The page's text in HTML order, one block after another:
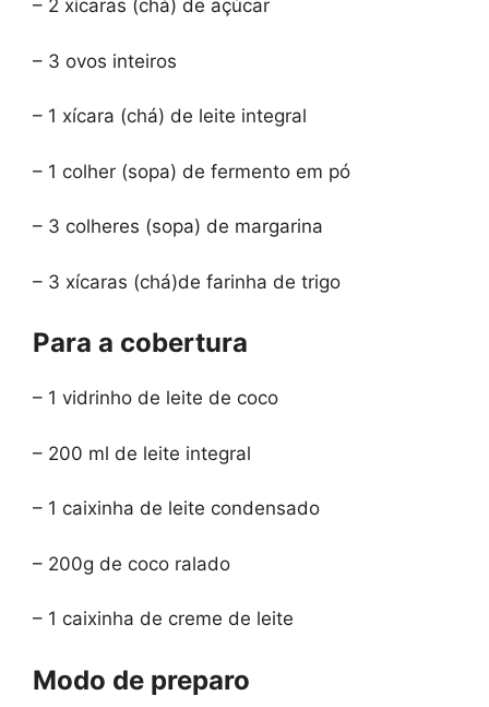
– 2 xícaras (chá) de açúcar
– 3 ovos inteiros
– 1 xícara (chá) de leite integral
– 1 colher (sopa) de fermento em pó
– 3 colheres (sopa) de margarina
– 3 xícaras (chá)de farinha de trigo
Para a cobertura
– 1 vidrinho de leite de coco
– 200 ml de leite integral
– 1 caixinha de leite condensado
– 200g de coco ralado
– 1 caixinha de creme de leite
Modo de preparo